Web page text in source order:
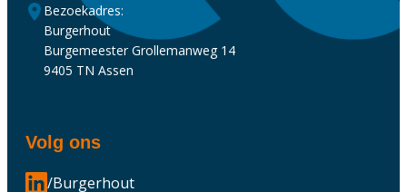
Bezoekadres:
Burgerhout
Burgemeester Grollemanweg 14
9405 TN Assen
Volg ons
/Burgerhout